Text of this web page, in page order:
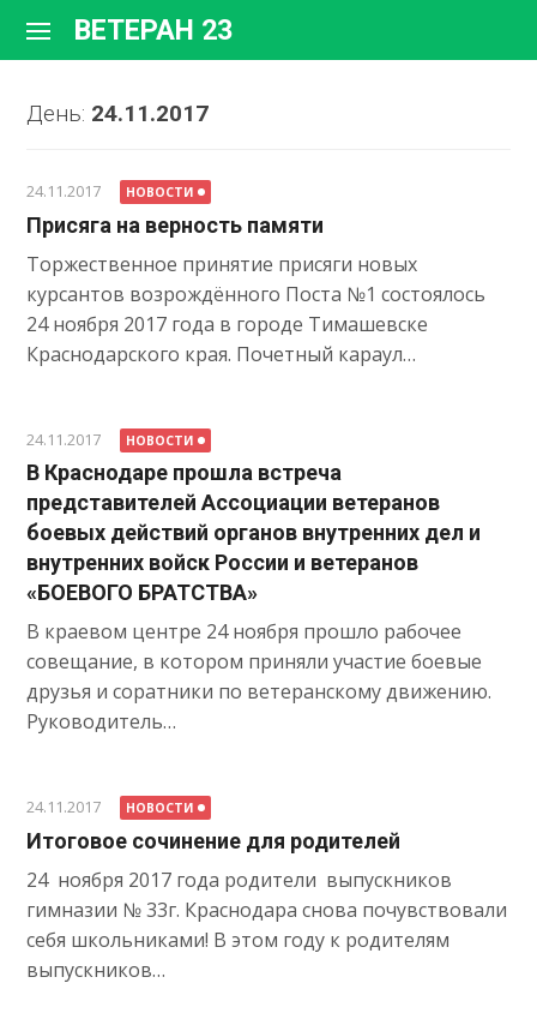
содержимому
ВЕТЕРАН 23
День: 24.11.2017
24.11.2017 НОВОСТИ
Присяга на верность памяти
Торжественное принятие присяги новых
курсантов возрождённого Поста №1 состоялось
24 ноября 2017 года в городе Тимашевске
Краснодарского края. Почетный караул…
24.11.2017 НОВОСТИ
В Краснодаре прошла встреча
представителей Ассоциации ветеранов
боевых действий органов внутренних дел и
внутренних войск России и ветеранов
«БОЕВОГО БРАТСТВА»
В краевом центре 24 ноября прошло рабочее
совещание, в котором приняли участие боевые
друзья и соратники по ветеранскому движению.
Руководитель…
24.11.2017 НОВОСТИ
Итоговое сочинение для родителей
24 ноября 2017 года родители выпускников
гимназии № 33г. Краснодара снова почувствовали
себя школьниками! В этом году к родителям
выпускников…